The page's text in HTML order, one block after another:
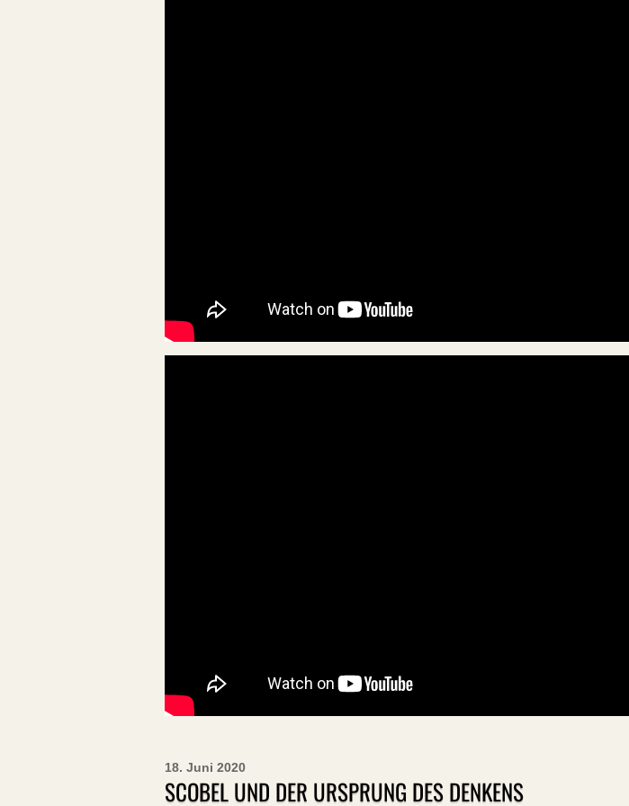
18. Juni 2020
SCOBEL UND DER URSPRUNG DES DENKENS